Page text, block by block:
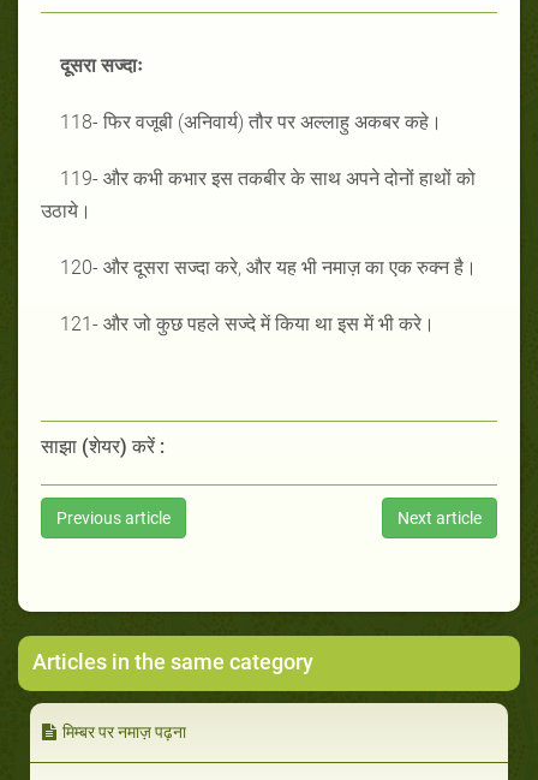
दूसरा सज्दाः
118- फिर वजूबी (अनिवार्य) तौर पर अल्लाहु अकबर कहे।
119- और कभी कभार इस तकबीर के साथ अपने दोनों हाथों को
उठाये।
120- और दूसरा सज्दा करे, और यह भी नमाज़ का एक रुक्न है।
121- और जो कुछ पहले सज्दे में किया था इस में भी करे।
साझा (शेयर) करें :
Previous article Next article
Articles in the same category
मिम्बर पर नमाज़ पढ़ना